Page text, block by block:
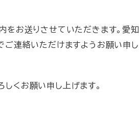
をお送りさせていただきます。愛知
ご連絡いただけますようお願い申し
くお願い申し上げます。